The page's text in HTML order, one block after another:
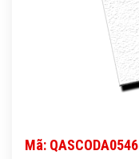
Mã: QASCODA0546